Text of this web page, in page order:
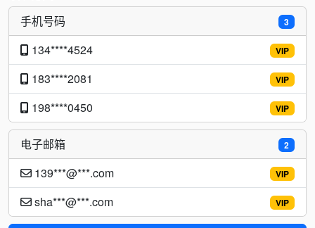
3
手机号码
VIP
134****4524
VIP
183****2081
VIP
198****0450
2
电子邮箱
VIP
139***@***.com
VIP
sha***@***.com